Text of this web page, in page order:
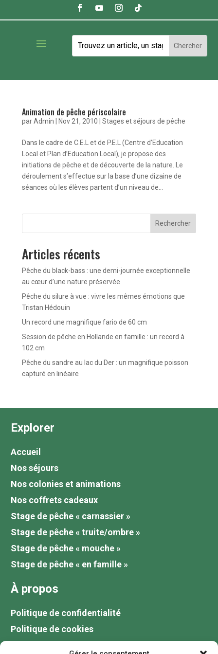
Animation de pêche périscolaire
parAdmin Nov 21, 2010 Stages et séjours de pêche
Dans le cadre de C.E.L et de P.E.L (Centre d’Education
Local et Plan d’Education Local), je propose des
initiations de pêche et de découverte de la nature. Le
déroulement s’effectue sur la base d’une dizaine de
séances où les élèves partent d’un niveau de...
Rechercher
Articles récents
Pêche du black-bass : une demi-journée exceptionnelle
au cœur d’une nature préservée
Pêche du silure à vue : vivre les mêmes émotions que
Tristan Hédouin
Un record une magnifique fario de 60 cm
Session de pêche en Hollande en famille : un record à
102 cm
Pêche du sandre au lac du Der : un magnifique poisson
capturé en linéaire
Explorer
Accueil
Nos séjours
Nos colonies et animations
Nos coffrets cadeaux
Stage de pêche « carnassier »
Stage de pêche « truite/ombre »
Stage de pêche « mouche »
Stage de pêche « en famille »
À propos
Politique de confidentialité
Politique de cookies